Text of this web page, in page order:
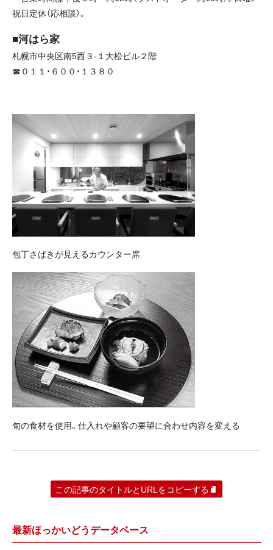
祝日定休（応相談）。
■河はら家
札幌市中央区南5西３‐１大松ビル２階
☎０１１・６００・１３８０
包丁さばきが見えるカウンター席
旬の食材を使用。仕入れや顧客の要望に合わせ内容を変える
この記事のタイトルとURLをコピーする
最新ほっかいどうデータベース